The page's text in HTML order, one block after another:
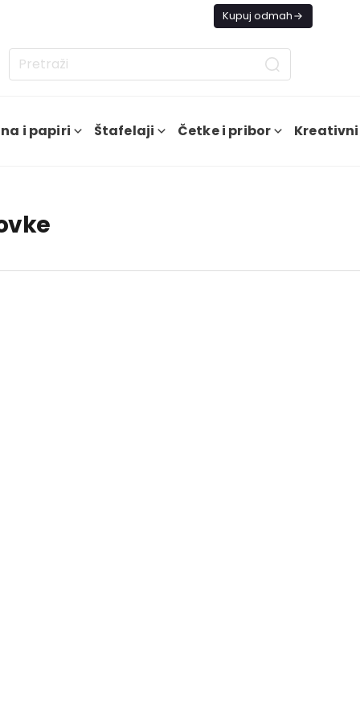
Kupuj odmah
i papiri Štafelaji Četke i pribor